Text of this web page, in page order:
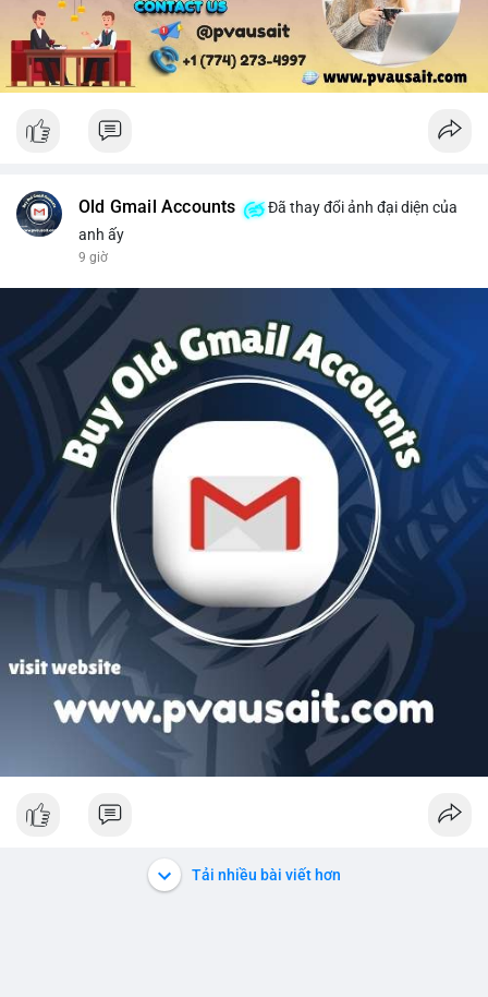
Old Gmail Accounts
Đã thay đổi ảnh đại diện của
anh ấy
9 giờ
Tải nhiều bài viết hơn